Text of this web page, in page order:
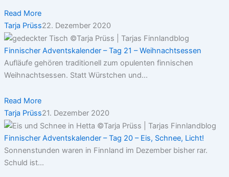
Read More
Tarja Prüss22. Dezember 2020
Finnischer Adventskalender – Tag 21 – Weihnachtsessen
Aufläufe gehören traditionell zum opulenten finnischen
Weihnachtsessen. Statt Würstchen und...
Read More
Tarja Prüss21. Dezember 2020
Finnischer Adventskalender – Tag 20 – Eis, Schnee, Licht!
Sonnenstunden waren in Finnland im Dezember bisher rar.
Schuld ist...